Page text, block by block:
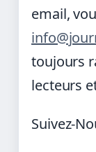
email,
toujours
lecteurs
Suivez-